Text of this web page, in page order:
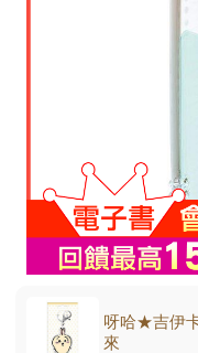
呀哈★吉伊
來